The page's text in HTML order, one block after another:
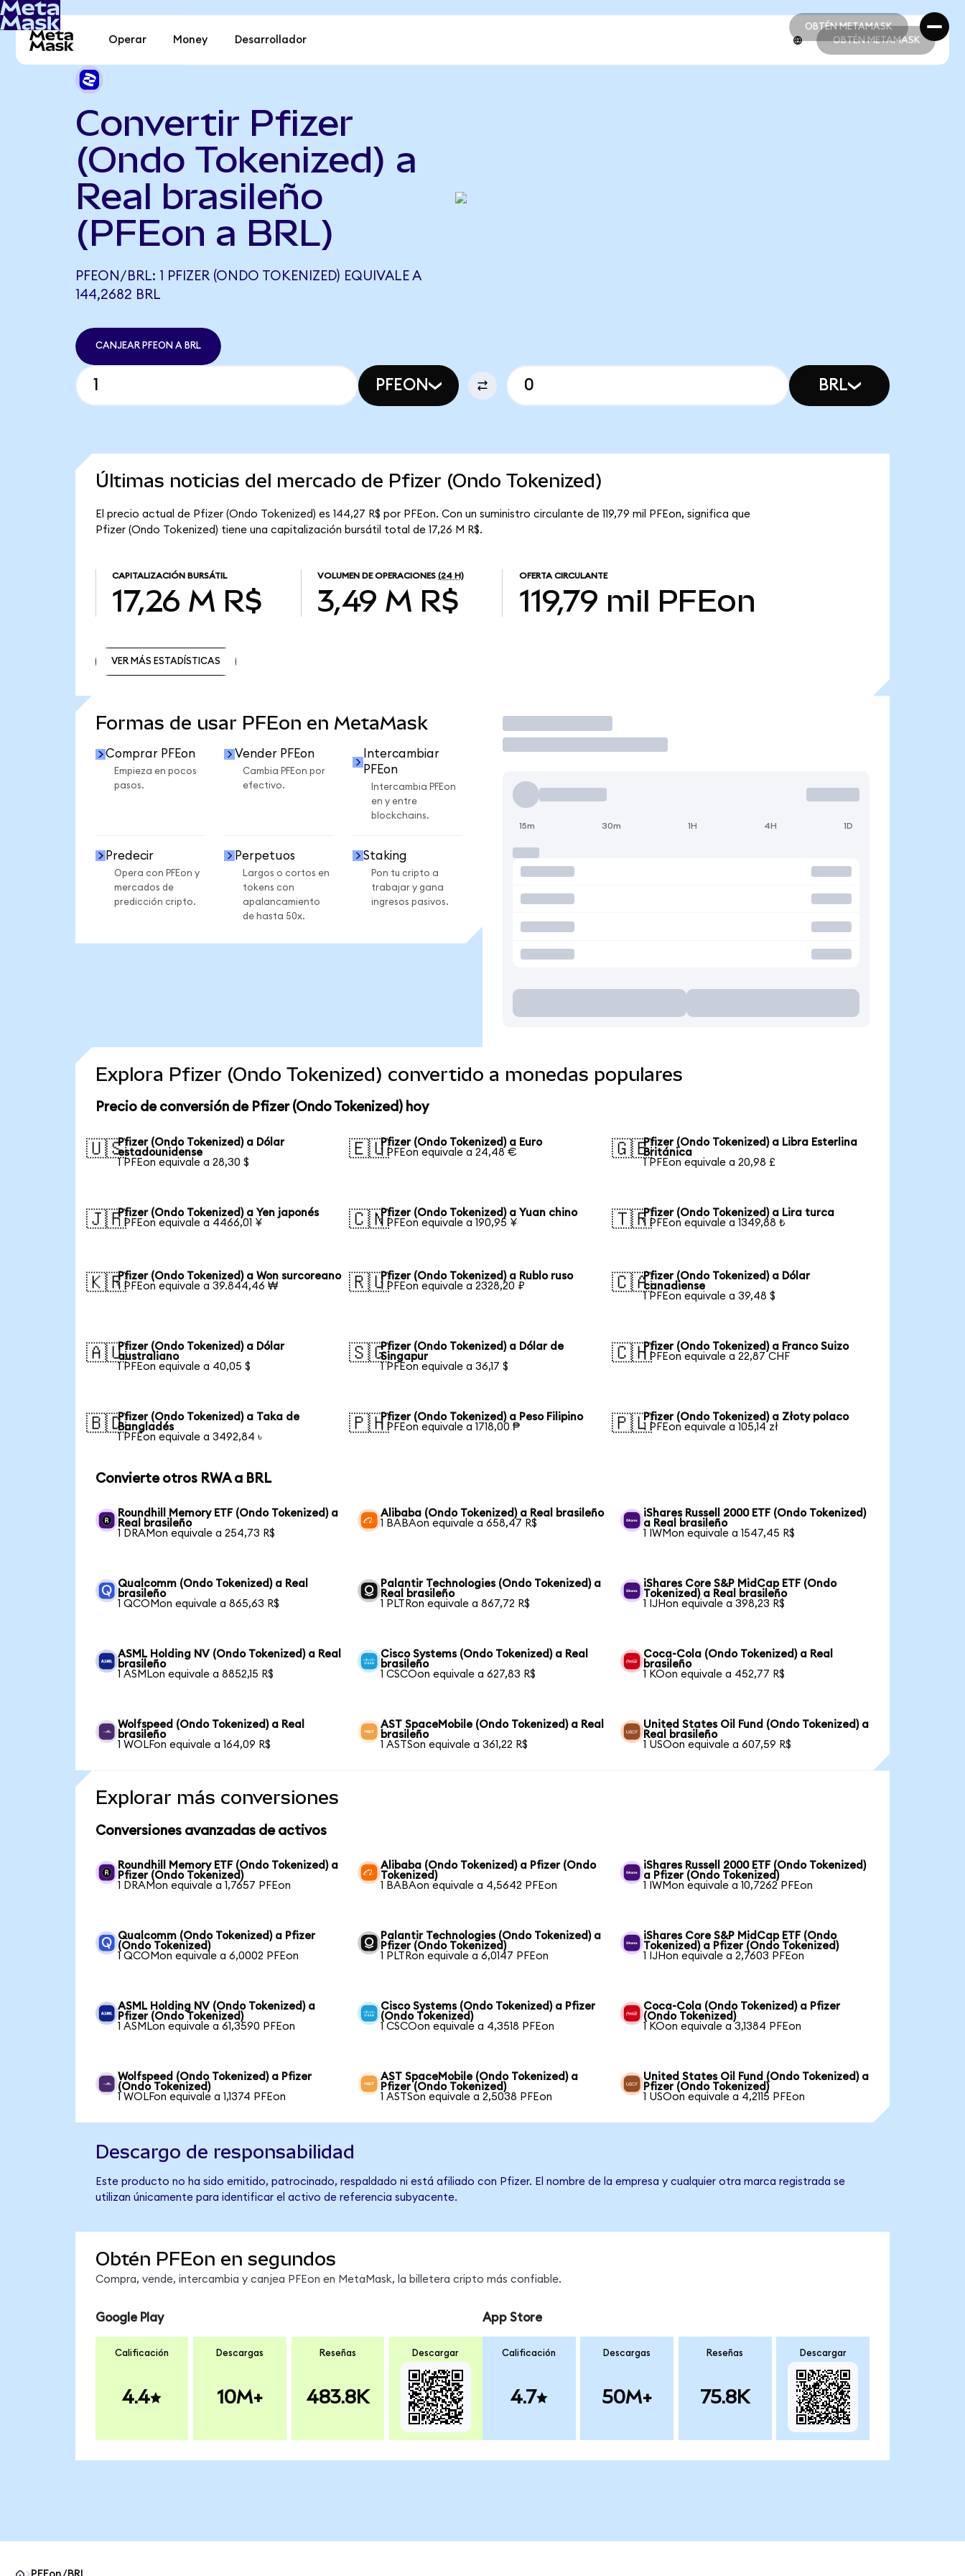
OBTÉN METAMASK
OBTÉN METAMASK
Operar Money Desarrollador OBTÉN METAMASK
Convertir Pfizer
(Ondo Tokenized) a
Real brasileño
(PFEon a BRL)
PFEON/BRL: 1 PFIZER (ONDO TOKENIZED) EQUIVALE A
144,2682 BRL
CANJEAR PFEON A BRL
PFEON BRL
Últimas noticias del mercado de Pfizer (Ondo Tokenized)
El precio actual de Pfizer (Ondo Tokenized) es 144,27 R$ por PFEon. Con un suministro circulante de 119,79 mil PFEon, significa que
Pfizer (Ondo Tokenized) tiene una capitalización bursátil total de 17,26 M R$.
CAPITALIZACIÓN BURSÁTIL
17,26 M R$
VOLUMEN DE OPERACIONES (24 H)
3,49 M R$
OFERTA CIRCULANTE
119,79 mil PFEon
VER MÁS ESTADÍSTICAS
Formas de usar PFEon en MetaMask
Comprar PFEon
Empieza en pocos
pasos.
Vender PFEon
Cambia PFEon por
efectivo.
Intercambiar
PFEon
Intercambia PFEon
en y entre
blockchains.
Predecir
Opera con PFEon y
mercados de
predicción cripto.
Perpetuos
Largos o cortos en
tokens con
apalancamiento
de hasta 50x.
Staking
Pon tu cripto a
trabajar y gana
ingresos pasivos.
Operar
15m 30m 1H 4H 1D
Explora Pfizer (Ondo Tokenized) convertido a monedas populares
Precio de conversión de Pfizer (Ondo Tokenized) hoy
🇺🇸Pfizer (Ondo Tokenized) a Dólar
estadounidense
1 PFEon equivale a 28,30 $
🇪🇺Pfizer (Ondo Tokenized) a Euro
1 PFEon equivale a 24,48 €
🇬🇧Pfizer (Ondo Tokenized) a Libra Esterlina
Británica
1 PFEon equivale a 20,98 £
🇯🇵Pfizer (Ondo Tokenized) a Yen japonés
1 PFEon equivale a 4466,01 ¥
🇨🇳Pfizer (Ondo Tokenized) a Yuan chino
1 PFEon equivale a 190,95 ¥
🇹🇷Pfizer (Ondo Tokenized) a Lira turca
1 PFEon equivale a 1349,88 ₺
🇰🇷Pfizer (Ondo Tokenized) a Won surcoreano
1 PFEon equivale a 39.844,46 ₩
🇷🇺Pfizer (Ondo Tokenized) a Rublo ruso
1 PFEon equivale a 2328,20 ₽
🇨🇦Pfizer (Ondo Tokenized) a Dólar
canadiense
1 PFEon equivale a 39,48 $
🇦🇺Pfizer (Ondo Tokenized) a Dólar
australiano
1 PFEon equivale a 40,05 $
🇸🇬Pfizer (Ondo Tokenized) a Dólar de
Singapur
1 PFEon equivale a 36,17 $
🇨🇭Pfizer (Ondo Tokenized) a Franco Suizo
1 PFEon equivale a 22,87 CHF
🇧🇩Pfizer (Ondo Tokenized) a Taka de
Bangladés
1 PFEon equivale a 3492,84 ৳
🇵🇭Pfizer (Ondo Tokenized) a Peso Filipino
1 PFEon equivale a 1718,00 ₱
🇵🇱Pfizer (Ondo Tokenized) a Złoty polaco
1 PFEon equivale a 105,14 zł
Convierte otros RWA a BRL
Roundhill Memory ETF (Ondo Tokenized) a
Real brasileño
1 DRAMon equivale a 254,73 R$
Alibaba (Ondo Tokenized) a Real brasileño
1 BABAon equivale a 658,47 R$
iShares Russell 2000 ETF (Ondo Tokenized)
a Real brasileño
1 IWMon equivale a 1547,45 R$
Qualcomm (Ondo Tokenized) a Real
brasileño
1 QCOMon equivale a 865,63 R$
Palantir Technologies (Ondo Tokenized) a
Real brasileño
1 PLTRon equivale a 867,72 R$
iShares Core S&P MidCap ETF (Ondo
Tokenized) a Real brasileño
1 IJHon equivale a 398,23 R$
ASML Holding NV (Ondo Tokenized) a Real
brasileño
1 ASMLon equivale a 8852,15 R$
Cisco Systems (Ondo Tokenized) a Real
brasileño
1 CSCOon equivale a 627,83 R$
Coca-Cola (Ondo Tokenized) a Real
brasileño
1 KOon equivale a 452,77 R$
Wolfspeed (Ondo Tokenized) a Real
brasileño
1 WOLFon equivale a 164,09 R$
AST SpaceMobile (Ondo Tokenized) a Real
brasileño
1 ASTSon equivale a 361,22 R$
United States Oil Fund (Ondo Tokenized) a
Real brasileño
1 USOon equivale a 607,59 R$
Explorar más conversiones
Conversiones avanzadas de activos
Roundhill Memory ETF (Ondo Tokenized) a
Pfizer (Ondo Tokenized)
1 DRAMon equivale a 1,7657 PFEon
Alibaba (Ondo Tokenized) a Pfizer (Ondo
Tokenized)
1 BABAon equivale a 4,5642 PFEon
iShares Russell 2000 ETF (Ondo Tokenized)
a Pfizer (Ondo Tokenized)
1 IWMon equivale a 10,7262 PFEon
Qualcomm (Ondo Tokenized) a Pfizer
(Ondo Tokenized)
1 QCOMon equivale a 6,0002 PFEon
Palantir Technologies (Ondo Tokenized) a
Pfizer (Ondo Tokenized)
1 PLTRon equivale a 6,0147 PFEon
iShares Core S&P MidCap ETF (Ondo
Tokenized) a Pfizer (Ondo Tokenized)
1 IJHon equivale a 2,7603 PFEon
ASML Holding NV (Ondo Tokenized) a
Pfizer (Ondo Tokenized)
1 ASMLon equivale a 61,3590 PFEon
Cisco Systems (Ondo Tokenized) a Pfizer
(Ondo Tokenized)
1 CSCOon equivale a 4,3518 PFEon
Coca-Cola (Ondo Tokenized) a Pfizer
(Ondo Tokenized)
1 KOon equivale a 3,1384 PFEon
Wolfspeed (Ondo Tokenized) a Pfizer
(Ondo Tokenized)
1 WOLFon equivale a 1,1374 PFEon
AST SpaceMobile (Ondo Tokenized) a
Pfizer (Ondo Tokenized)
1 ASTSon equivale a 2,5038 PFEon
United States Oil Fund (Ondo Tokenized) a
Pfizer (Ondo Tokenized)
1 USOon equivale a 4,2115 PFEon
Descargo de responsabilidad
Este producto no ha sido emitido, patrocinado, respaldado ni está afiliado con Pfizer. El nombre de la empresa y cualquier otra marca registrada se
utilizan únicamente para identificar el activo de referencia subyacente.
Obtén PFEon en segundos
Compra, vende, intercambia y canjea PFEon en MetaMask, la billetera cripto más confiable.
Google Play
Calificación
4.4
Descargas
10M+
Reseñas
483.8K
Descargar
App Store
Calificación
4.7
Descargas
50M+
Reseñas
75.8K
Descargar